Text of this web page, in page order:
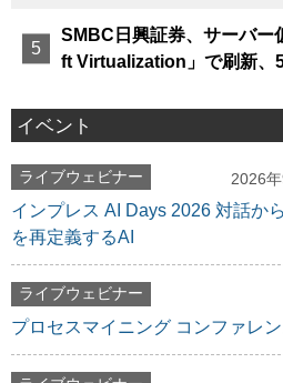
SMBC日興証券、サーバー
ft Virtualization」で刷新、
イベント
ライブウェビナー 2026
インプレス AI Days 2026 対話か
を再定義するAI
ライブウェビナー
プロセスマイニング コンファレ